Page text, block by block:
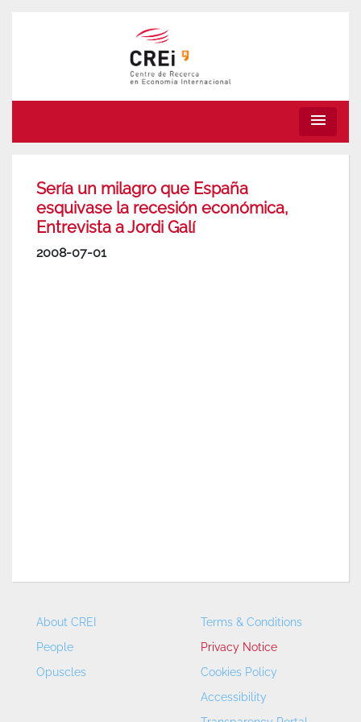
menu
Sería un milagro que España
esquivase la recesión económica,
Entrevista a Jordi Galí
2008-07-01
About CREI
People
Opuscles
Terms & Conditions
Privacy Notice
Cookies Policy
Accessibility